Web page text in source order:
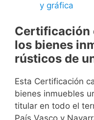
y gráfica
Certificación
los bienes
rústicos de
Esta Certificación
bienes inmuebles
titular en todo el
País Vasco y